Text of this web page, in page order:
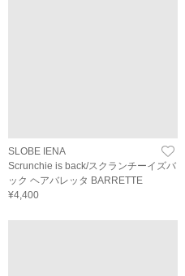
SLOBE IENA
Scrunchie is back/スクランチーイズバ
ック ヘアバレッタ BARRETTE
¥4,400